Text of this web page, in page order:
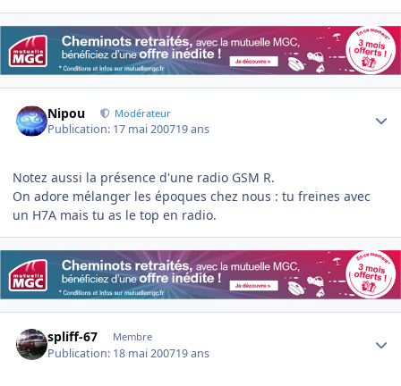
Nipou Modérateur
Publication: 17 mai 200719 ans
Notez aussi la présence d'une radio GSM R.
On adore mélanger les époques chez nous : tu freines avec
un H7A mais tu as le top en radio.
spliff-67 Membre
Publication: 18 mai 200719 ans